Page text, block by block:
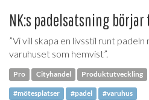
NK:s padelsatsning
”Vi vill skapa en livsstil runt
varuhuset som hemvist”.
Pro Cityhandel Produktutveckling
#mötesplatser #padel #varuhus